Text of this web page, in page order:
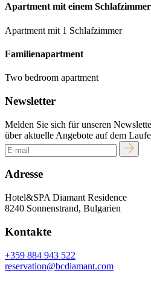
Apartment mit einem Schlafzimmer
Apartment mit 1 Schlafzimmer
Familienapartment
Two bedroom apartment
Newsletter
Melden Sie sich für unseren
über aktuelle Angebote auf dem
Adresse
Hotel&SPA Diamant Residence
8240 Sonnenstrand, Bulgarien
Kontakte
+359 884 943 522
reservation@bcdiamant.com